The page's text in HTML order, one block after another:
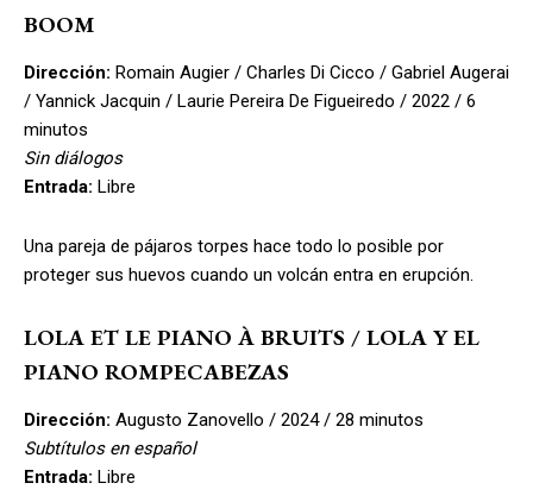
BOOM
Dirección: Romain Augier / Charles Di Cicco / Gabriel Augerai
/ Yannick Jacquin / Laurie Pereira De Figueiredo / 2022 / 6
minutos
Sin diálogos
Entrada: Libre
Una pareja de pájaros torpes hace todo lo posible por
proteger sus huevos cuando un volcán entra en erupción.
LOLA ET LE PIANO À BRUITS / LOLA Y EL
PIANO ROMPECABEZAS
Dirección: Augusto Zanovello / 2024 / 28 minutos
Subtítulos en español
Entrada: Libre